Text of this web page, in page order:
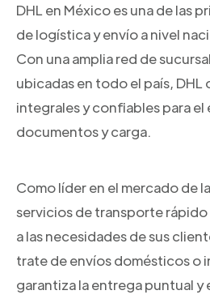
DHL en México es una de las
de logística y envío a nivel
Con una amplia red de
ubicadas en todo el país,
integrales y confiables para
documentos y carga.
Como líder en el mercado de
servicios de transporte
a las necesidades de sus
trate de envíos domésticos o
garantiza la entrega puntual